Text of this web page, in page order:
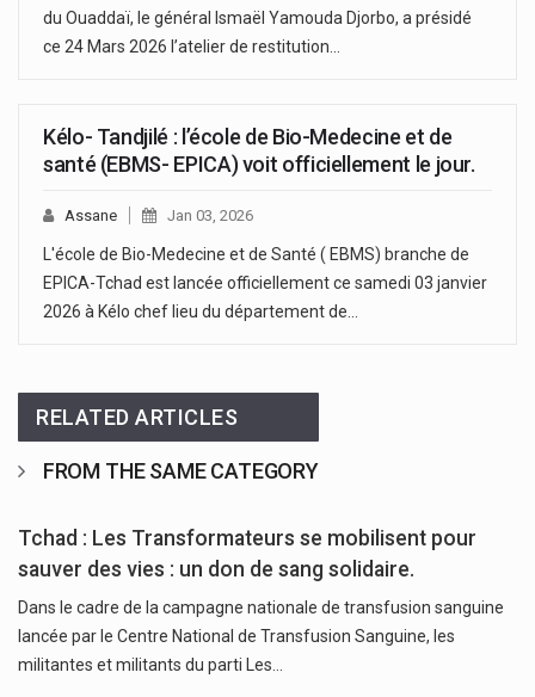
du Ouaddaï, le général Ismaël Yamouda Djorbo, a présidé
ce 24 Mars 2026 l’atelier de restitution…
Kélo- Tandjilé : l’école de Bio-Medecine et de
santé (EBMS- EPICA) voit officiellement le jour.
Assane Jan 03, 2026
L'école de Bio-Medecine et de Santé ( EBMS) branche de
EPICA-Tchad est lancée officiellement ce samedi 03 janvier
2026 à Kélo chef lieu du département de…
RELATED ARTICLES
FROM THE SAME CATEGORY
Tchad : Les Transformateurs se mobilisent pour
sauver des vies : un don de sang solidaire.
Dans le cadre de la campagne nationale de transfusion sanguine
lancée par le Centre National de Transfusion Sanguine, les
militantes et militants du parti Les…